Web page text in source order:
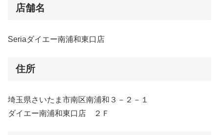
店舗名
Seriaダイエー南浦和東口店
住所
埼玉県さいたま市南区南浦和３－２－１
ダイエー南浦和東口店 ２Ｆ